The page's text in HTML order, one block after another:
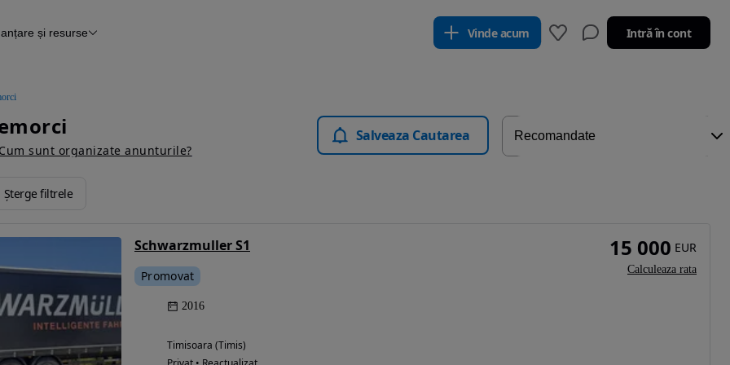
și resurse Vinde acum Intră în cont
Cum sunt organizate anunturile?
Salveaza Cautarea
Șterge filtrele
Schwarzmuller S1
Promovat
2016
Timisoara (Timis)
15 000 EUR
Calculeaza rata